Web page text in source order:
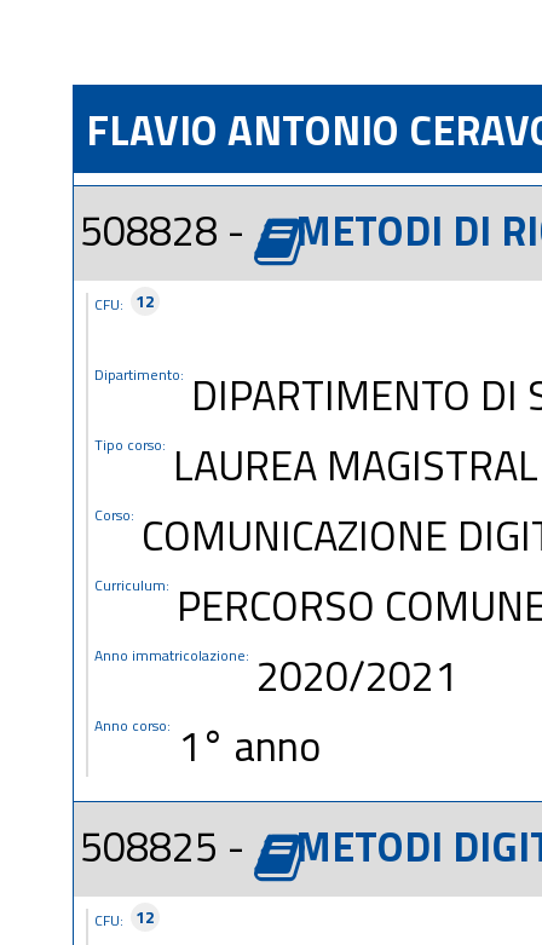
FLAVIO ANTONIO
508828 -
METODI DI
CFU: 12
Dipartimento: DIPARTIMENTO DI
Tipo corso: LAUREA
Corso: COMUNICAZIONE
Curriculum: PERCORSO
Anno immatricolazione: 2020/2021
Anno corso: 1° anno
508825 -
METODI
CFU: 12